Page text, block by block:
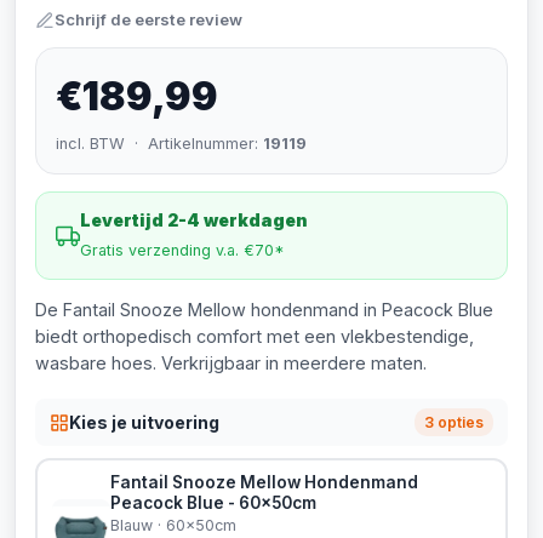
Schrijf de eerste review
€189,99
incl. BTW · Artikelnummer: 19119
Levertijd 2-4 werkdagen
Gratis verzending v.a. €70*
De Fantail Snooze Mellow hondenmand in Peacock Blue
biedt orthopedisch comfort met een vlekbestendige,
wasbare hoes. Verkrijgbaar in meerdere maten.
Kies je uitvoering 3 opties
Fantail Snooze Mellow Hondenmand
Peacock Blue - 60x50cm
Blauw · 60x50cm